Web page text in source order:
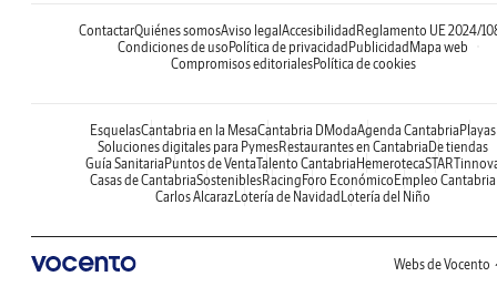
ContactarQuiénes somosAviso legalAccesibilidadReglamento UE 2024/
Condiciones de usoPolítica de privacidadPublicidadMapa web
Compromisos editorialesPolítica de cookies
EsquelasCantabria en la MesaCantabria DModaAgenda CantabriaPlayas
Soluciones digitales para PymesRestaurantes en CantabriaDe tiendas
Guía SanitariaPuntos de VentaTalento CantabriaHemeroteca
Casas de CantabriaSosteniblesRacingForo EconómicoEmpleo Cantabria
Carlos AlcarazLotería de NavidadLotería del Niño
Webs de Vocento